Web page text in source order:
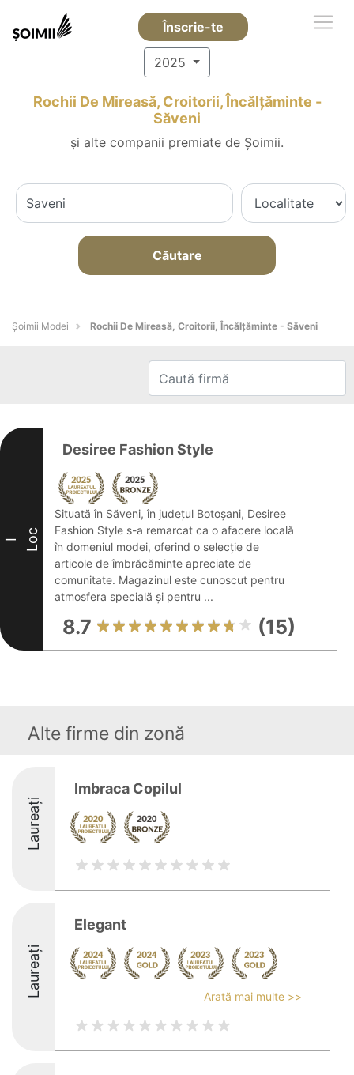
Înscrie-te
2025
Rochii De Mireasă, Croitorii, Încălțăminte -
Săveni
și alte companii premiate de Șoimii.
Căutare
Șoimii Modei Rochii De Mireasă, Croitorii, Încălțăminte - Săveni
I Loc
Desiree Fashion Style
Situată în Săveni, în județul Botoșani, Desiree
Fashion Style s-a remarcat ca o afacere locală
în domeniul modei, oferind o selecție de
articole de îmbrăcăminte apreciate de
comunitate. Magazinul este cunoscut pentru
atmosfera specială și pentru ...
8.7 (15)
Alte firme din zonă
Laureați
Imbraca Copilul
Laureați
Elegant
Arată mai multe >>